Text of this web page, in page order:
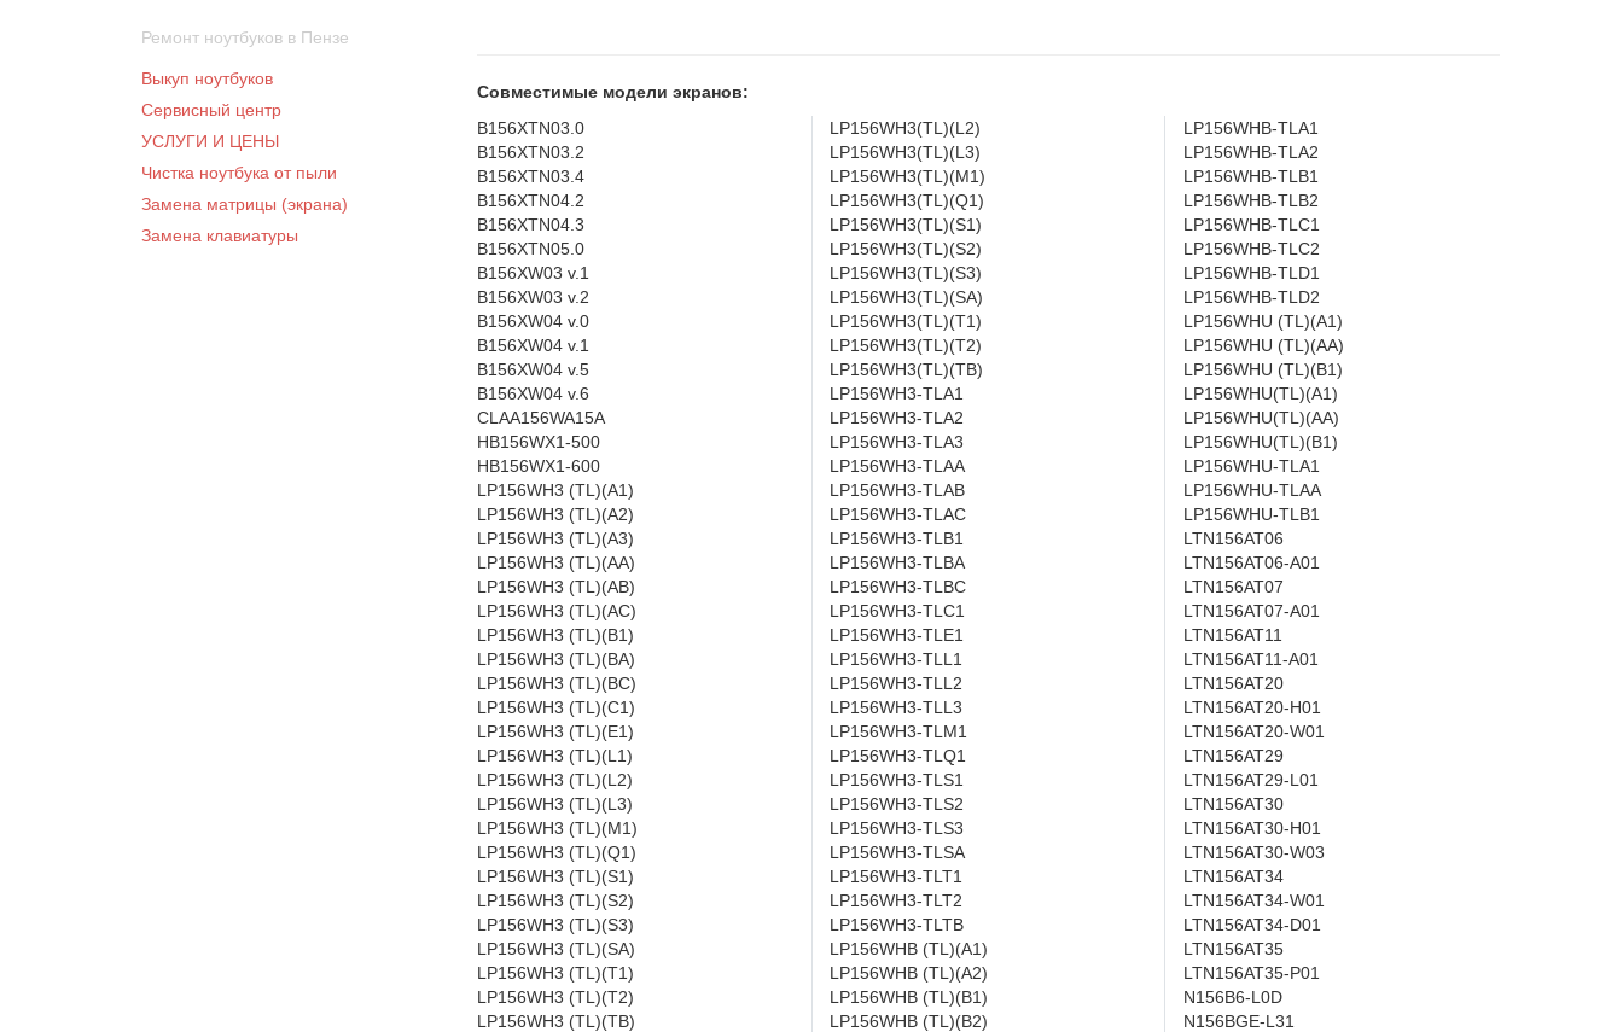
Ремонт ноутбуков в Пензе
Выкуп ноутбуков
Сервисный центр
УСЛУГИ И ЦЕНЫ
Чистка ноутбука от пыли
Замена матрицы (экрана)
Замена клавиатуры
Совместимые модели экранов:
B156XTN03.0
B156XTN03.2
B156XTN03.4
B156XTN04.2
B156XTN04.3
B156XTN05.0
B156XW03 v.1
B156XW03 v.2
B156XW04 v.0
B156XW04 v.1
B156XW04 v.5
B156XW04 v.6
CLAA156WA15A
HB156WX1-500
HB156WX1-600
LP156WH3 (TL)(A1)
LP156WH3 (TL)(A2)
LP156WH3 (TL)(A3)
LP156WH3 (TL)(AA)
LP156WH3 (TL)(AB)
LP156WH3 (TL)(AC)
LP156WH3 (TL)(B1)
LP156WH3 (TL)(BA)
LP156WH3 (TL)(BC)
LP156WH3 (TL)(C1)
LP156WH3 (TL)(E1)
LP156WH3 (TL)(L1)
LP156WH3 (TL)(L2)
LP156WH3 (TL)(L3)
LP156WH3 (TL)(M1)
LP156WH3 (TL)(Q1)
LP156WH3 (TL)(S1)
LP156WH3 (TL)(S2)
LP156WH3 (TL)(S3)
LP156WH3 (TL)(SA)
LP156WH3 (TL)(T1)
LP156WH3 (TL)(T2)
LP156WH3 (TL)(TB)
LP156WH3(TL)(L2)
LP156WH3(TL)(L3)
LP156WH3(TL)(M1)
LP156WH3(TL)(Q1)
LP156WH3(TL)(S1)
LP156WH3(TL)(S2)
LP156WH3(TL)(S3)
LP156WH3(TL)(SA)
LP156WH3(TL)(T1)
LP156WH3(TL)(T2)
LP156WH3(TL)(TB)
LP156WH3-TLA1
LP156WH3-TLA2
LP156WH3-TLA3
LP156WH3-TLAA
LP156WH3-TLAB
LP156WH3-TLAC
LP156WH3-TLB1
LP156WH3-TLBA
LP156WH3-TLBC
LP156WH3-TLC1
LP156WH3-TLE1
LP156WH3-TLL1
LP156WH3-TLL2
LP156WH3-TLL3
LP156WH3-TLM1
LP156WH3-TLQ1
LP156WH3-TLS1
LP156WH3-TLS2
LP156WH3-TLS3
LP156WH3-TLSA
LP156WH3-TLT1
LP156WH3-TLT2
LP156WH3-TLTB
LP156WHB (TL)(A1)
LP156WHB (TL)(A2)
LP156WHB (TL)(B1)
LP156WHB (TL)(B2)
LP156WHB-TLA1
LP156WHB-TLA2
LP156WHB-TLB1
LP156WHB-TLB2
LP156WHB-TLC1
LP156WHB-TLC2
LP156WHB-TLD1
LP156WHB-TLD2
LP156WHU (TL)(A1)
LP156WHU (TL)(AA)
LP156WHU (TL)(B1)
LP156WHU(TL)(A1)
LP156WHU(TL)(AA)
LP156WHU(TL)(B1)
LP156WHU-TLA1
LP156WHU-TLAA
LP156WHU-TLB1
LTN156AT06
LTN156AT06-A01
LTN156AT07
LTN156AT07-A01
LTN156AT11
LTN156AT11-A01
LTN156AT20
LTN156AT20-H01
LTN156AT20-W01
LTN156AT29
LTN156AT29-L01
LTN156AT30
LTN156AT30-H01
LTN156AT30-W03
LTN156AT34
LTN156AT34-W01
LTN156AT34-D01
LTN156AT35
LTN156AT35-P01
N156B6-L0D
N156BGE-L31